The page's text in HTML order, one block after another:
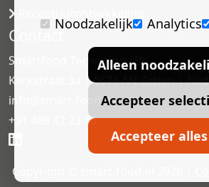
Contact
Smartfood Technology BV
Kerkstraat 3a | 6671 AN Zetten |
info@smart-food.nl
+31 488 42 23 46
Copyright © smart-food.nl 2026 |
Noodzakelijk
Analytics
Alleen
Accepteer
Accepteer alles